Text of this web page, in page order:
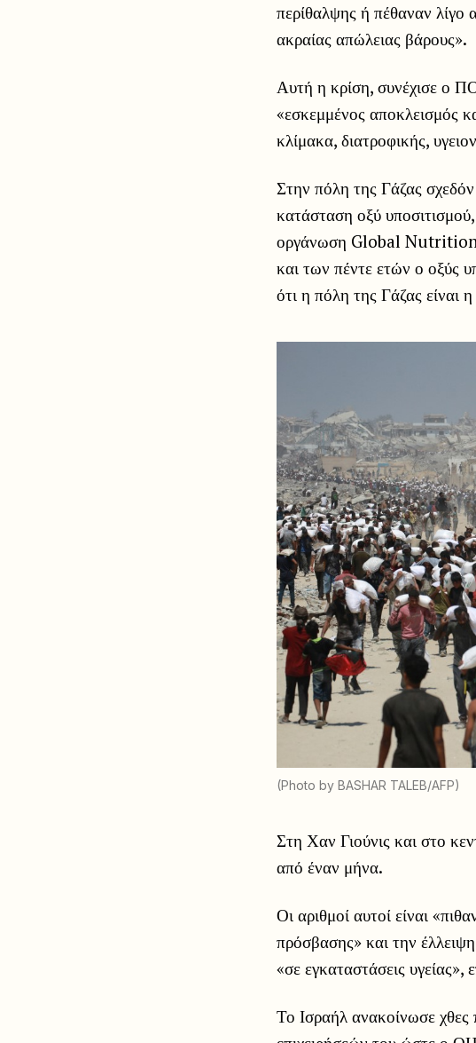
περίθαλψης ή πέθαναν λίγο
ακραίας απώλειας βάρους».
Αυτή η κρίση, συνέχισε ο
«εσκεμμένος αποκλεισμός
κλίμακα, διατροφικής,
Στην πόλη της Γάζας
κατάσταση οξύ
οργάνωση Global Nutrition
και των πέντε ετών ο οξύς
ότι η πόλη της Γάζας είναι
(Photo by BASHAR TALEB/AFP)
Στη Χαν Γιούνις και στο
από έναν μήνα.
Οι αριθμοί αυτοί είναι
πρόσβασης» και την
«σε εγκαταστάσεις
Το Ισραήλ ανακοίνωσε χθες